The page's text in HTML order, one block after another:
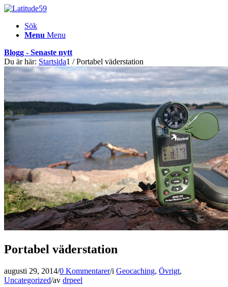
Sök
Menu Menu
Blogg - Senaste nytt
Du är här: Startsida1 / Portabel väderstation
Portabel väderstation
augusti 29, 2014/0 Kommentarer/i Geocaching, Övrigt,
Uncategorized/av drpeel